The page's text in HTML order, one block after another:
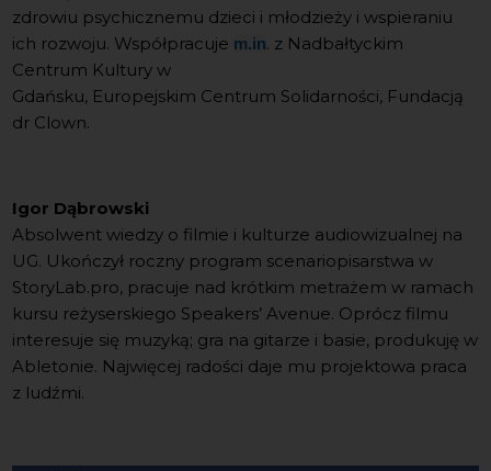
zdrowiu psychicznemu dzieci i młodzieży i wspieraniu
ich rozwoju. Współpracuje m.in. z Nadbałtyckim
Centrum Kultury w
Gdańsku, Europejskim Centrum Solidarności, Fundacją
dr Clown.
Igor Dąbrowski
Absolwent wiedzy o filmie i kulturze audiowizualnej na
UG. Ukończył roczny program scenariopisarstwa w
StoryLab.pro, pracuje nad krótkim metrażem w ramach
kursu reżyserskiego Speakers’ Avenue. Oprócz filmu
interesuje się muzyką; gra na gitarze i basie, produkuję w
Abletonie. Najwięcej radości daje mu projektowa praca
z ludźmi.